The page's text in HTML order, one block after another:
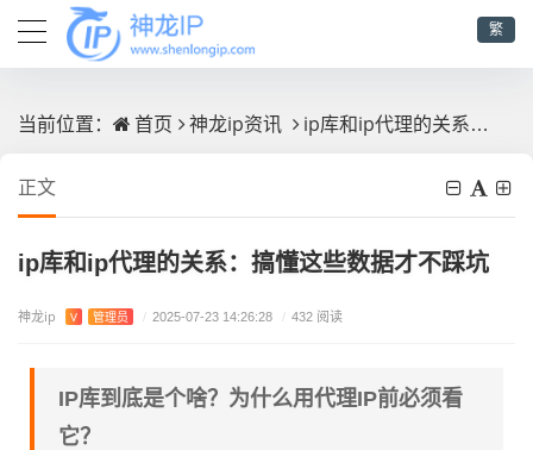
繁
当前位置： 首页 神龙ip资讯 ip库和ip代理的关系：搞懂这些数据才不踩坑
正文
ip库和ip代理的关系：搞懂这些数据才不踩坑
神龙ip V 管理员 / 2025-07-23 14:26:28 / 432 阅读
IP库到底是个啥？为什么用代理IP前必须看
它？